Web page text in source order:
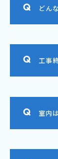
どん
工事
室内